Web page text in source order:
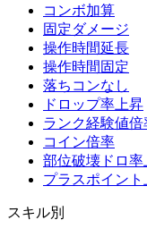
コンボ加算
固定ダメージ
操作時間延長
操作時間固定
落ちコンなし
ドロップ率上昇
ランク経験値倍
コイン倍率
部位破壊ドロ率
プラスポイント
スキル別